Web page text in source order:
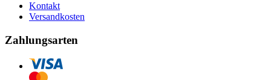
Kontakt
Versandkosten
Zahlungsarten